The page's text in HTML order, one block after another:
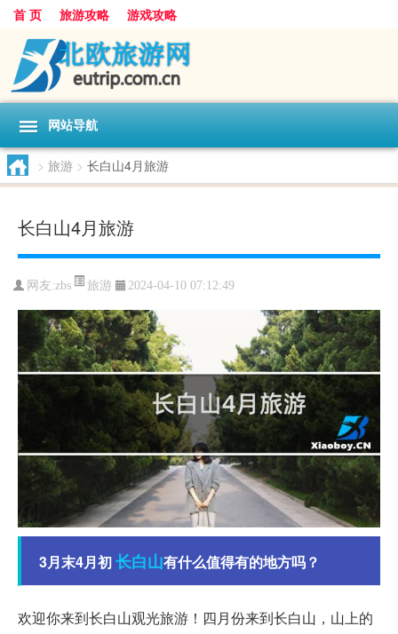
首 页 旅游攻略 游戏攻略
网站导航
> 旅游 > 长白山4月旅游
长白山4月旅游
网友:zbs 旅游 2024-04-10 07:12:49
3月末4月初长白山有什么值得有的地方吗？
欢迎你来到长白山观光旅游！四月份来到长白山，山上的